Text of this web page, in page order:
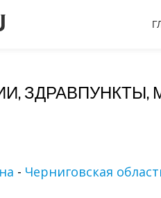
ЗДРАВПУНКТЫ,
- Черниговская